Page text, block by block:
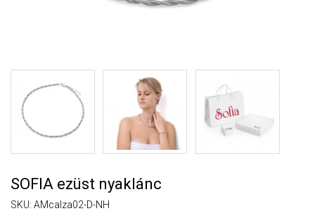
SOFIA ezüst nyaklánc
SKU: AMcalza02-D-NH